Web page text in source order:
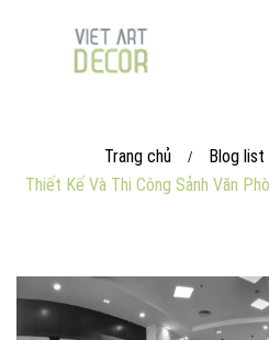
Trang chủ / Blog list
Thiết Kế Và Thi Công Sảnh Văn